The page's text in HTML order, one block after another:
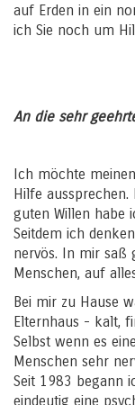
auf Erden in ein
ich Sie noch um
An die sehr
Ich möchte
Hilfe
guten Willen habe
Seitdem ich
nervös. In mir saß
Menschen, auf
Bei mir zu Hause
Elternhaus - kalt,
Selbst wenn es
Menschen sehr
Seit 1983 begann
eindeutig eine